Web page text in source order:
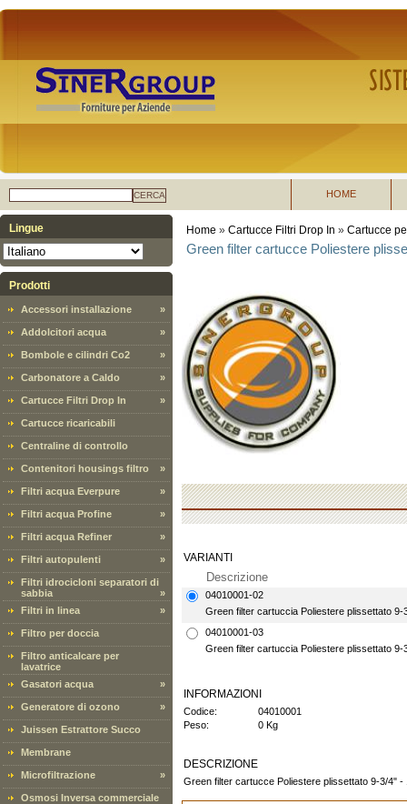
CERCA HOME
Lingue
Prodotti
Accessori installazione »
Addolcitori acqua »
Bombole e cilindri Co2 »
Carbonatore a Caldo »
Cartucce Filtri Drop In »
Cartucce ricaricabili
Centraline di controllo
Contenitori housings filtro »
Filtri acqua Everpure »
Filtri acqua Profine »
Filtri acqua Refiner »
Filtri autopulenti »
Filtri idrocicloni separatori di
sabbia
»
Filtri in linea
»
Filtro per doccia
Filtro anticalcare per
lavatrice
Gasatori acqua
»
Generatore di ozono »
Juissen Estrattore Succo
Membrane
Microfiltrazione »
Osmosi Inversa commerciale
Home » Cartucce Filtri Drop In » Cartucce
Green filter cartucce Poliestere
VARIANTI
Descrizione
04010001-02
Green filter cartuccia Poliestere plissettato
04010001-03
Green filter cartuccia Poliestere plissettato
INFORMAZIONI
Codice:
04010001
Peso:
0 Kg
DESCRIZIONE
Green filter cartucce Poliestere plissettato 9-3/4" -